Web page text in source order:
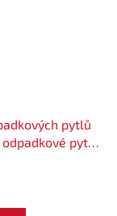
pytlů
pytle